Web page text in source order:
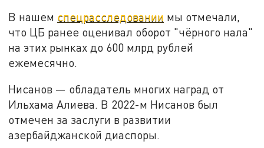
В нашем спецрасследовании мы отмечали,
что ЦБ ранее оценивал оборот "чёрного нала"
на этих рынках до 600 млрд рублей
ежемесячно.
Нисанов — обладатель многих наград от
Ильхама Алиева. В 2022-м Нисанов был
отмечен за заслуги в развитии
азербайджанской диаспоры.